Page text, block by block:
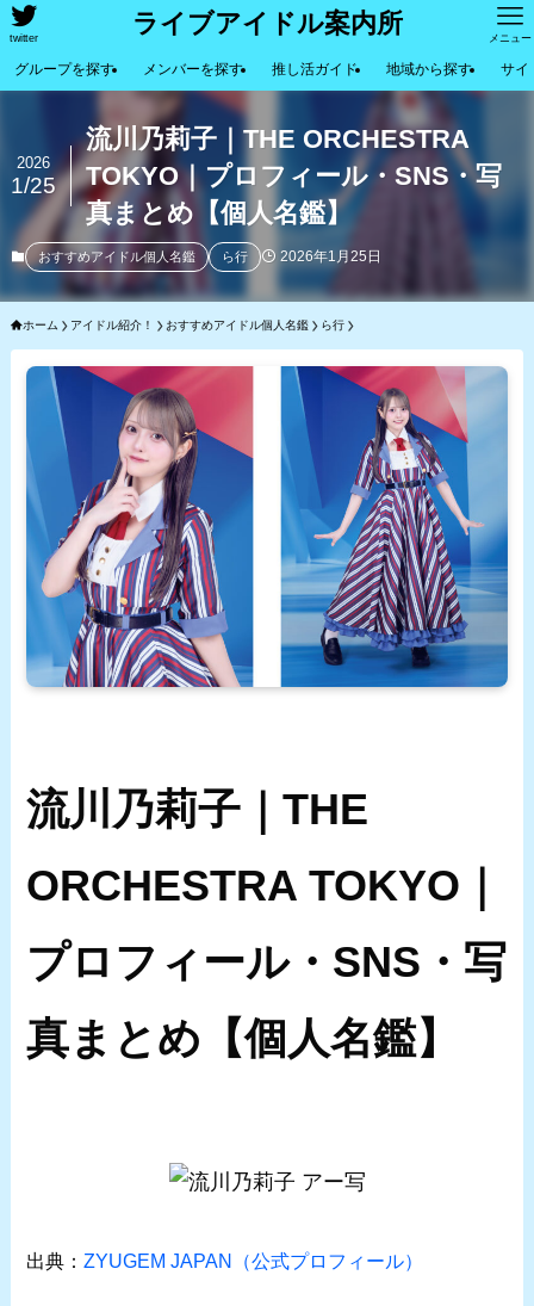
ライブアイドル案内所
twitter メニュー
グループを探す メンバーを探す 推し活ガイド 地域から探す サイ
流川乃莉子｜THE ORCHESTRA
TOKYO｜プロフィール・SNS・写
真まとめ【個人名鑑】
2026
1/25
おすすめアイドル個人名鑑 ら行 2026年1月25日
ホーム アイドル紹介！ おすすめアイドル個人名鑑 ら行
流川乃莉子｜THE
ORCHESTRA TOKYO｜
プロフィール・SNS・写
真まとめ【個人名鑑】
出典：ZYUGEM JAPAN（公式プロフィール）